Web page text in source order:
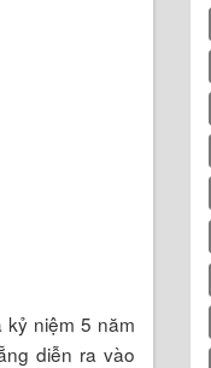
kỷ niệm 5 năm
diễn ra vào